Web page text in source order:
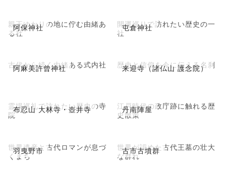
阿保神社
親王ゆかりの地に佇む由緒あ
る社
屯倉神社
開運巡りで訪れたい歴史の一
社
阿麻美許曾神社
古代から続く由緒ある式内社 来迎寺（諸仏山 護念院）
歴史と信仰を今に伝える名刹
布忍山 大林寺・壺井寺
霊場巡礼で訪れたい歴史の寺
院
丹南陣屋
江戸時代の政庁跡に触れる歴
史散策
羽曳野市
世界遺産と古代ロマンが息づ
くまち
古市古墳群
世界が認めた古代王墓の壮大
な群れ